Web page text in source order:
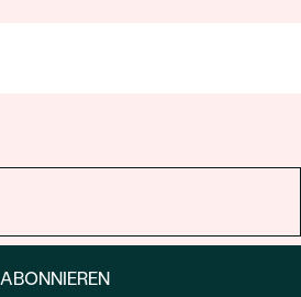
ABONNIEREN